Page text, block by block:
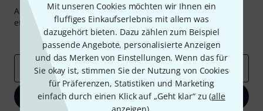
Mit unseren Cookies möchten wir Ihnen ein
fluffiges Einkaufserlebnis mit allem was
dazugehört bieten. Dazu zählen zum Beispiel
passende Angebote, personalisierte Anzeigen
und das Merken von Einstellungen. Wenn das für
Sie okay ist, stimmen Sie der Nutzung von Cookies
für Präferenzen, Statistiken und Marketing
einfach durch einen Klick auf „Geht klar“ zu (alle
Abonniere den Thomann Newsletter und gewinne mit
etwas Glück einen von50 Gutscheinenüber jeweils
Inspirierende Beiträge
Deals Thomann Insights
E-Mail-Adresse*
Jetzt anmelden